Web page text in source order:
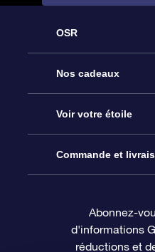
OSR
Service
À propos de l’OSR
Nous contacter
Questions
Nos cadeaux
Cadeau d’étoile en
Coffret cadeau OSR
Carte cadeau OSR
Voir votre étoile
Registre des étoiles
Page d’accueil
Commande et
Informations de
Abonnez-
d'informations
réductions et